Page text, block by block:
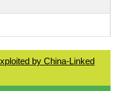
by China-Linked